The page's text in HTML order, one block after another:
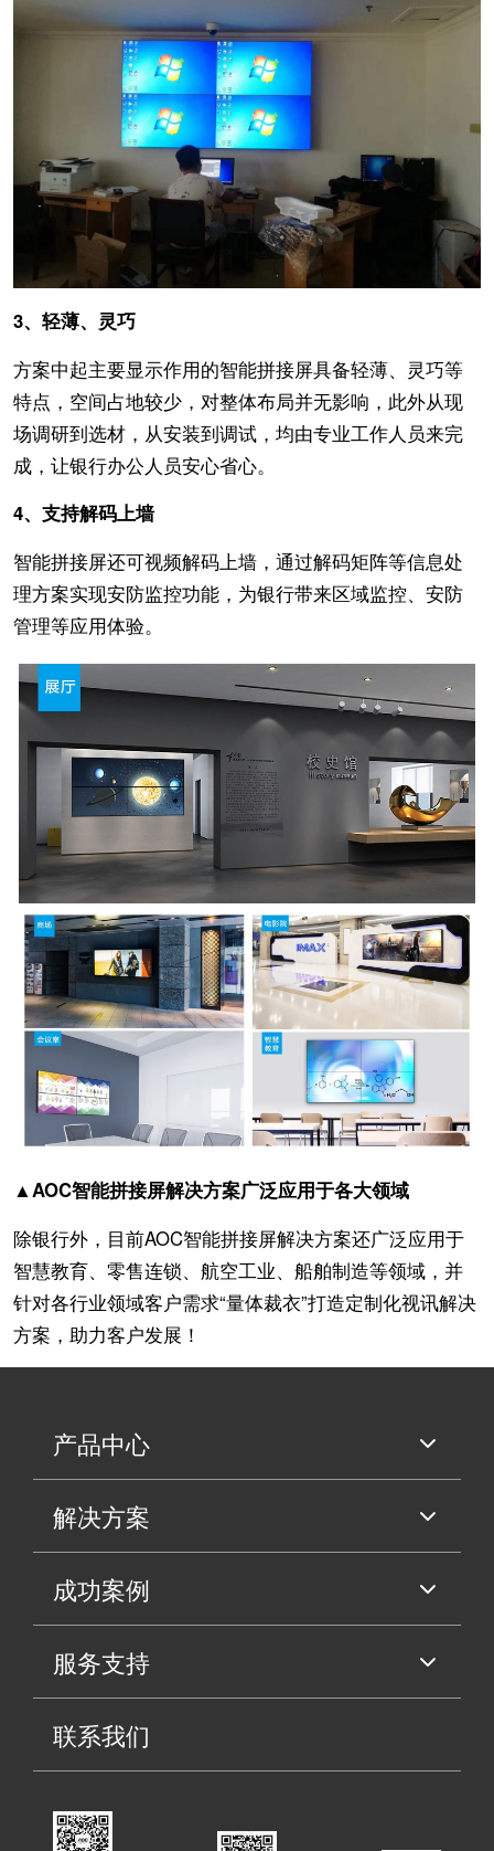
3、轻薄、灵巧
方案中起主要显示作用的智能拼接屏具备轻薄、灵巧等
特点，空间占地较少，对整体布局并无影响，此外从现
场调研到选材，从安装到调试，均由专业工作人员来完
成，让银行办公人员安心省心。
4、支持解码上墙
智能拼接屏还可视频解码上墙，通过解码矩阵等信息处
理方案实现安防监控功能，为银行带来区域监控、安防
管理等应用体验。
▲AOC智能拼接屏解决方案广泛应用于各大领域
除银行外，目前AOC智能拼接屏解决方案还广泛应用于
智慧教育、零售连锁、航空工业、船舶制造等领域，并
针对各行业领域客户需求“量体裁衣”打造定制化视讯解决
方案，助力客户发展！
产品中心
解决方案
成功案例
服务支持
联系我们